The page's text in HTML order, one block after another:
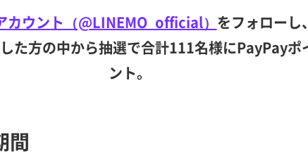
ウント（@LINEMO_official） をフォローし
た方の中から抽選で合計111名様にPayPayポ
ント。
間